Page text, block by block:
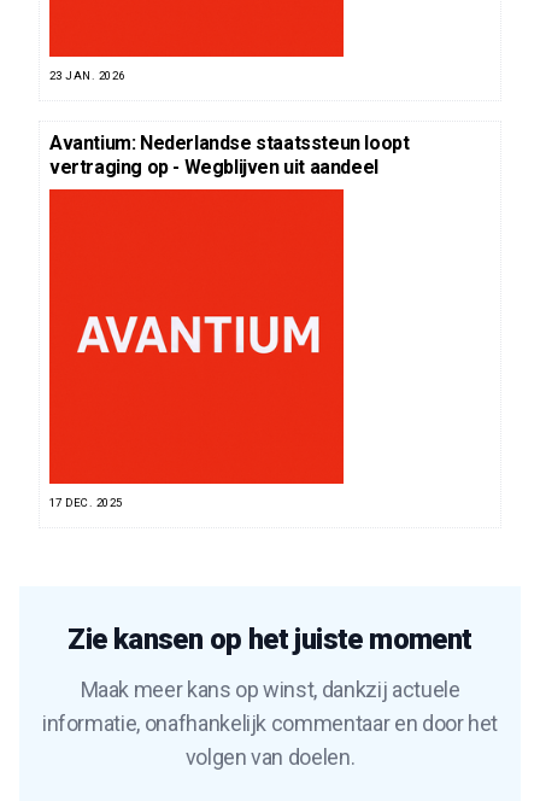
23 JAN. 2026
Avantium: Nederlandse staatssteun loopt
vertraging op - Wegblijven uit aandeel
17 DEC. 2025
Zie kansen op het juiste moment
Maak meer kans op winst, dankzij actuele
informatie, onafhankelijk commentaar en door het
volgen van doelen.